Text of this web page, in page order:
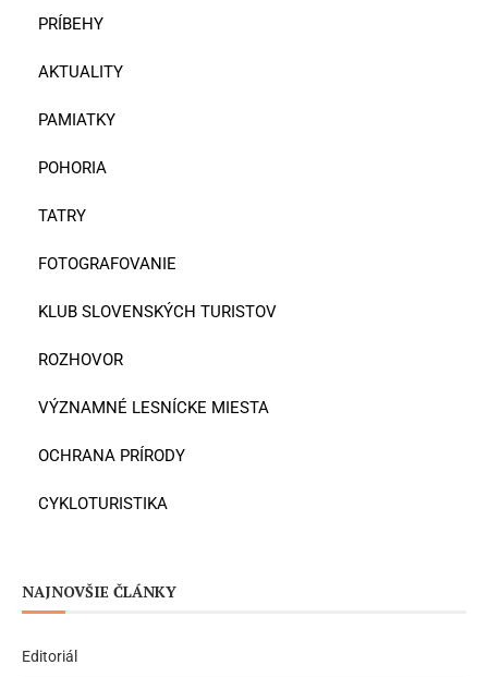
PRÍBEHY
AKTUALITY
PAMIATKY
POHORIA
TATRY
FOTOGRAFOVANIE
KLUB SLOVENSKÝCH TURISTOV
ROZHOVOR
VÝZNAMNÉ LESNÍCKE MIESTA
OCHRANA PRÍRODY
CYKLOTURISTIKA
NAJNOVŠIE ČLÁNKY
Editoriál